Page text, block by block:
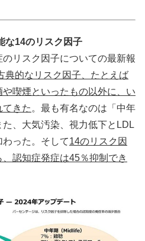
な14のリスク因子
リスク因子についての最新報
典的なリスク因子、たとえば
喫煙といったもの以外に、い
てきた 。最も有名なのは「中年
、大気汚染、視力低下とLDL
った。そして14のリスク因
認知症発症は45％抑制でき